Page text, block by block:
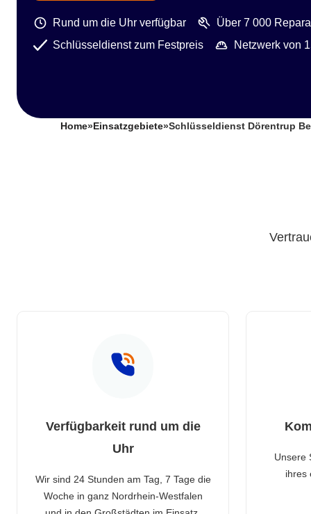
Rund um die Uhr verfügbar
Über 7 000
Schlüsseldienst zum Festpreis
Netzwerk von
Home» Einsatzgebiete»Schlüsseldienst Dörentrup
Verfügbarkeit rund um die
Uhr
Wir sind 24 Stunden am Tag, 7 Tage die
Woche in ganz Nordrhein-Westfalen
Unsere
ihres